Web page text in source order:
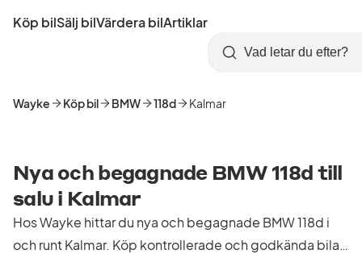
till
Startsida
Köp bilSälj bilVärdera bilArtiklar
Skapa
konto
Logga
in
Sök
Wayke Köp bil BMW 118d Kalmar
Nya och begagnade BMW 118d till
salu i Kalmar
Hos Wayke hittar du nya och begagnade BMW 118d i
och runt Kalmar. Köp kontrollerade och godkända bilar